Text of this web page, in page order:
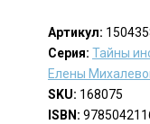
Артикул:
Серия: Тайны
Елены
SKU: 168075
ISBN: